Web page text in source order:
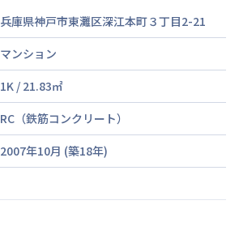
兵庫県神戸市東灘区深江本町３丁目2-21
マンション
1K / 21.83㎡
RC（鉄筋コンクリート）
2007年10月 (築18年)